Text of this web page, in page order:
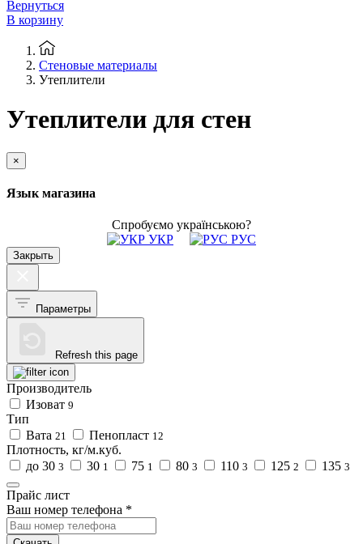
Вернуться
В корзину
Стеновые материалы
Утеплители
Утеплители для стен
×
Язык магазина
Спробуємо українською?
УКР
РУС
Закрыть
Параметры
Refresh this page
Производитель
Изоват 9
Тип
Вата 21 Пенопласт 12
Плотность, кг/м.куб.
до 30 3 30 1 75 1 80 3 110 3 125 2 135 3
Прайс лист
Ваш номер телефона *